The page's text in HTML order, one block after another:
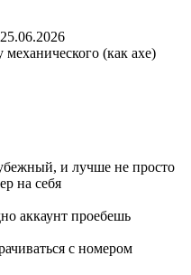
25.06.2026
(как axe)
и лучше не просто
на себя
аккаунт проебешь
с номером